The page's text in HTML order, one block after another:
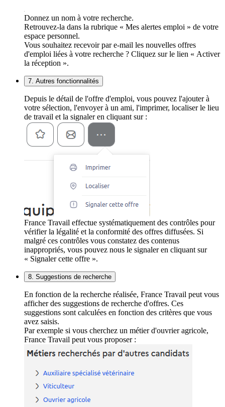
Donnez un nom à votre recherche.
Retrouvez-la dans la rubrique « Mes alertes emploi » de votre
espace personnel.
Vous souhaitez recevoir par e-mail les nouvelles offres
d'emploi liées à votre recherche ? Cliquez sur le lien « Activer
la réception ».
7. Autres fonctionnalités
Depuis le détail de l'offre d'emploi, vous pouvez l'ajouter à
votre sélection, l'envoyer à un ami, l'imprimer, localiser le lieu
de travail et la signaler en cliquant sur :
France Travail effectue systématiquement des contrôles pour
vérifier la légalité et la conformité des offres diffusées. Si
malgré ces contrôles vous constatez des contenus
inappropriés, vous pouvez nous le signaler en cliquant sur
« Signaler cette offre ».
8. Suggestions de recherche
En fonction de la recherche réalisée, France Travail peut vous
afficher des suggestions de recherche d'offres. Ces
suggestions sont calculées en fonction des critères que vous
avez saisis.
Par exemple si vous cherchez un métier d'ouvrier agricole,
France Travail peut vous proposer :